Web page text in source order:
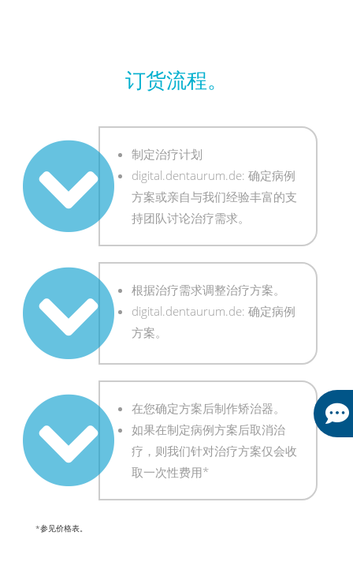
订货流程。
制定治疗计划
digital.dentaurum.de: 确定病例
方案或亲自与我们经验丰富的支
持团队讨论治疗需求。
根据治疗需求调整治疗方案。
digital.dentaurum.de: 确定病例
方案。
在您确定方案后制作矫治器。
如果在制定病例方案后取消治
疗，则我们针对治疗方案仅会收
取一次性费用*
*参见价格表。